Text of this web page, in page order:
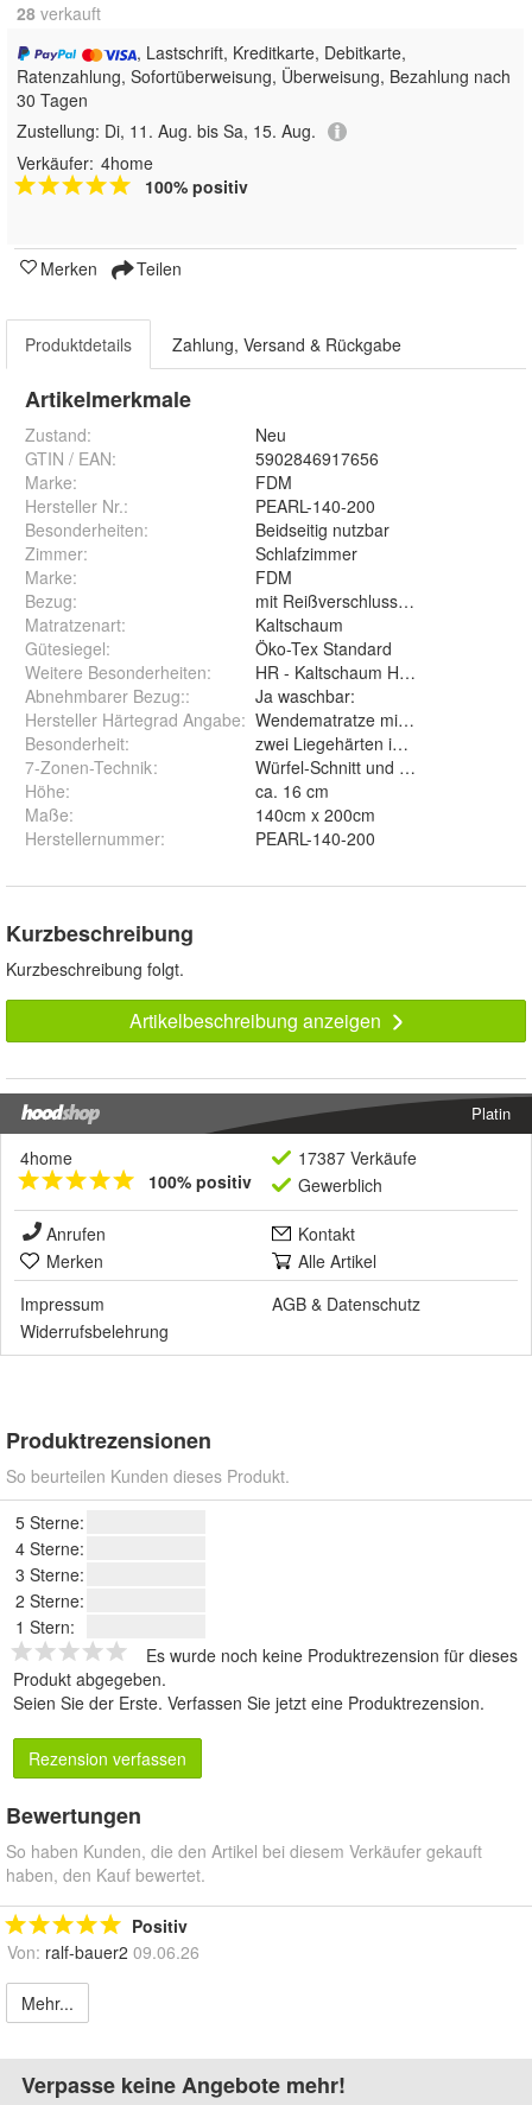
28 verkauft
, Lastschrift, Kreditkarte, Debitkarte,
Ratenzahlung, Sofortüberweisung, Überweisung, Bezahlung nach
30 Tagen
Zustellung: Di, 11. Aug. bis Sa, 15. Aug.
Verkäufer: 4home
100% positiv
Merken Teilen
Produktdetails Zahlung, Versand & Rückgabe
Artikelmerkmale
Zustand:
Neu
GTIN / EAN:
5902846917656
Marke:
FDM
Hersteller Nr.:
PEARL-140-200
Besonderheiten:
Beidseitig nutzbar
Zimmer:
Schlafzimmer
Marke:
FDM
Bezug:
mit Reißverschluss, abnehmbar
Matratzenart:
Kaltschaum
Gütesiegel:
Öko-Tex Standard
Weitere Besonderheiten:
HR - Kaltschaum Hybrid FOAM
Abnehmbarer Bezug::
Ja waschbar:
Hersteller Härtegrad Angabe: Wendematratze mit zwei
Besonderheit:
zwei Liegehärten in einer Matratze
7-Zonen-Technik:
Würfel-Schnitt und Lamelen-Schnitt
Höhe:
ca. 16 cm
Maße:
140cm x 200cm
Herstellernummer: PEARL-140-200
Kurzbeschreibung
Kurzbeschreibung folgt.
Artikelbeschreibung anzeigen
Platin
4home
100% positiv
17387 Verkäufe
Gewerblich
Anrufen
Kontakt
Merken
Alle Artikel
Impressum
AGB & Datenschutz
Widerrufsbelehrung
Produktrezensionen
So beurteilen Kunden dieses Produkt.
5 Sterne:
4 Sterne:
3 Sterne:
2 Sterne:
1 Stern:
Es wurde noch keine Produktrezension für dieses
Produkt abgegeben.
Seien Sie der Erste. Verfassen Sie jetzt eine Produktrezension.
Rezension verfassen
Bewertungen
So haben Kunden, die den Artikel bei diesem Verkäufer gekauft
haben, den Kauf bewertet.
Positiv
Von: ralf-bauer2 09.06.26
Mehr...
Verpasse keine Angebote mehr!